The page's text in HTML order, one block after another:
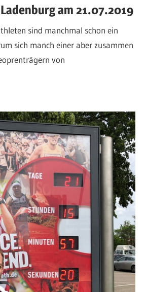
am 21.07.2019
sind manchmal schon ein
sich manch einer aber zusammen
von